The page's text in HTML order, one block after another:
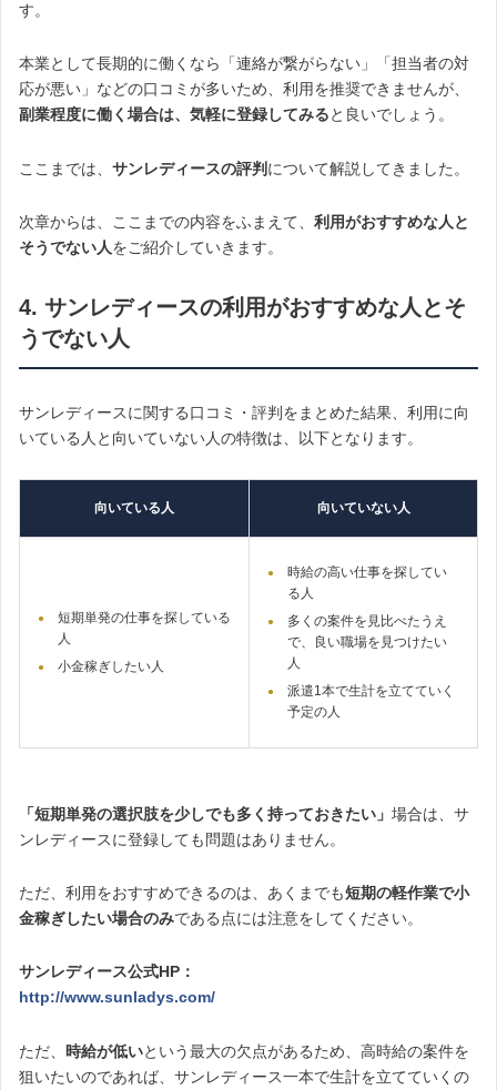
す。
本業として長期的に働くなら「連絡が繋がらない」「担当者の対
応が悪い」などの口コミが多いため、利用を推奨できませんが、
副業程度に働く場合は、気軽に登録してみると良いでしょう。
ここまでは、 サンレディースの評判 について解説してきました。
次章からは、ここまでの内容をふまえて、 利用がおすすめな人と
そうでない人をご紹介していきます。
4. サンレディースの利用がおすすめな人とそ
うでない人
サンレディースに関する口コミ・評判をまとめた結果、利用に向
いている人と向いていない人の特徴は、以下となります。
向いている人 向いていない人
短期単発の仕事を探している
人
小金稼ぎしたい人
時給の高い仕事を探してい
る人
多くの案件を見比べたうえ
で、良い職場を見つけたい
人
派遣1本で生計を立てていく
予定の人
「短期単発の選択肢を少しでも多く持っておきたい」 場合は、サ
ンレディースに登録しても問題はありません。
ただ、利用をおすすめできるのは、あくまでも短期の軽作業で小
金稼ぎしたい場合のみである点には注意をしてください。
サンレディース公式HP：
http://www.sunladys.com/
ただ、 時給が低いという最大の欠点があるため、高時給の案件を
狙いたいのであれば、サンレディース一本で生計を立てていくの